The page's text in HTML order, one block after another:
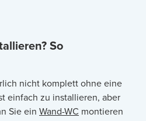
So
nicht komplett ohne eine
einfach zu installieren, aber
Sie ein Wand-WC montieren